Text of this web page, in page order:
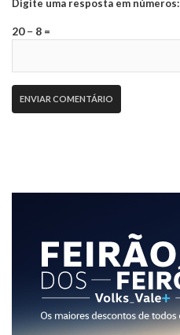
Digite uma resposta em números:
20 − 8 =